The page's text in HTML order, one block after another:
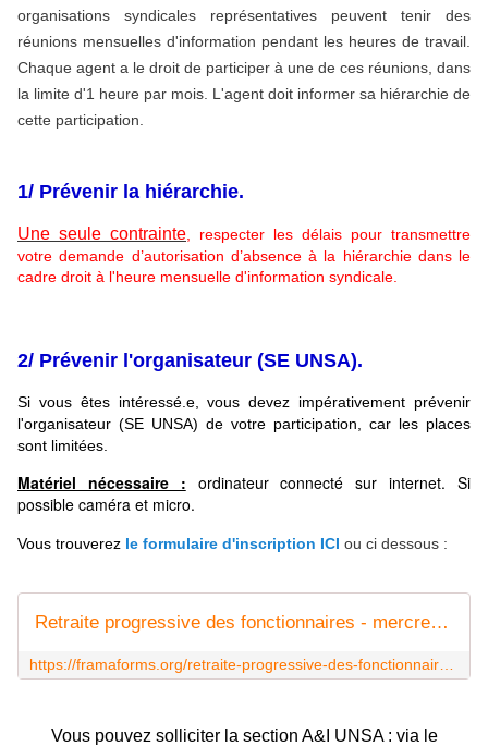
organisations syndicales représentatives peuvent tenir des
réunions mensuelles d'information pendant les heures de travail.
Chaque agent a le droit de participer à une de ces réunions, dans
la limite d'1 heure par mois. L'agent doit informer sa hiérarchie de
cette participation.
1/ Prévenir la hiérarchie.
Une seule contrainte , respecter les délais pour transmettre
votre demande d’autorisation d’absence à la hiérarchie dans le
cadre droit à l'heure mensuelle d'information syndicale.
2/ Prévenir l'organisateur (SE UNSA).
Si vous êtes intéressé.e, vous devez impérativement prévenir
l'organisateur (SE UNSA) de votre participation, car les places
sont limitées.
Matériel nécessaire : ordinateur connecté sur internet. Si
possible caméra et micro.
Vous trouverez le formulaire d'inscription ICI ou ci dessous :
Retraite progressive des fonctionnaires - mercredi 15 mai - 10h30 - visio
Vous pouvez solliciter la section A&I UNSA : via le